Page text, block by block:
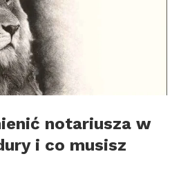
notariusza w
i co musisz